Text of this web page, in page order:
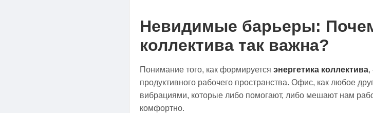
Невидимые барьеры:
коллектива так важна?
Понимание того, как формируется энергетика коллектива,
продуктивного рабочего пространства. Офис, как любое
вибрациями, которые либо помогают, либо мешают нам
комфортно.